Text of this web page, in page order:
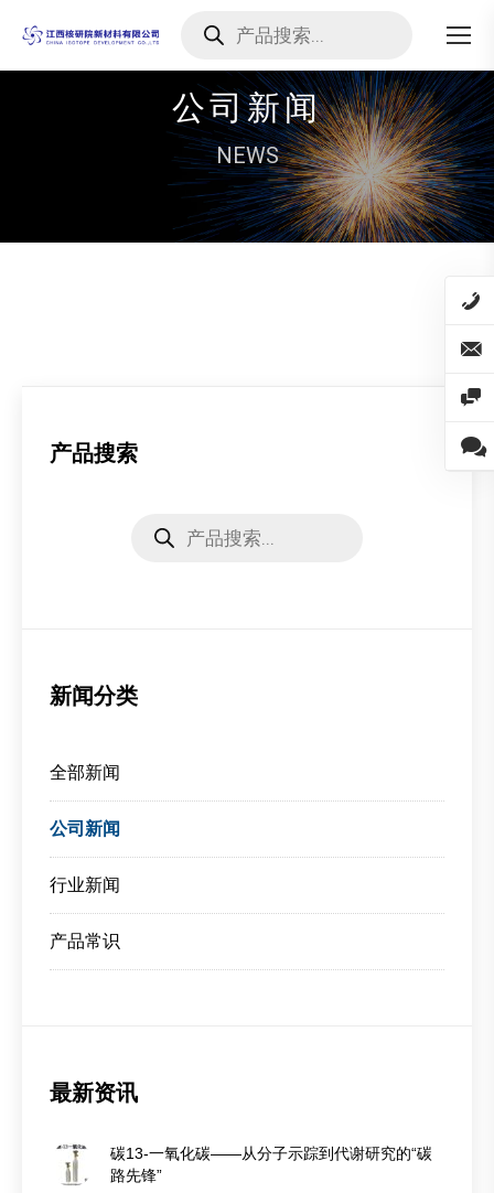
search
公司新闻
NEWS
产品搜索
search
新闻分类
全部新闻
公司新闻
行业新闻
产品常识
最新资讯
碳13-一氧化碳——从分子示踪到代谢研究的“碳
路先锋”